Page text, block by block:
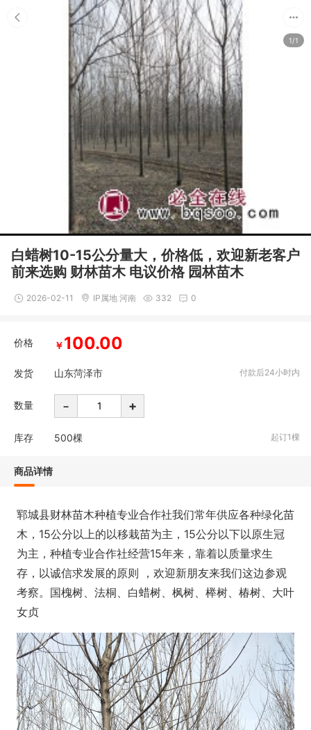
1/1
白蜡树10-15公分量大，价格低，欢迎新老客户
前来选购 财林苗木 电议价格 园林苗木
2026-02-11 IP属地 河南 332 0
价格 ￥100.00
发货 山东菏泽市 付款后24小时内
数量 - +
库存 500棵 起订1棵
商品详情
郓城县财林苗木种植专业合作社我们常年供应各种绿化苗
木，15公分以上的以移栽苗为主，15公分以下以原生冠
为主，种植专业合作社经营15年来，靠着以质量求生
存，以诚信求发展的原则 ，欢迎新朋友来我们这边参观
考察。国槐树、法桐、白蜡树、枫树、榉树、椿树、大叶
女贞